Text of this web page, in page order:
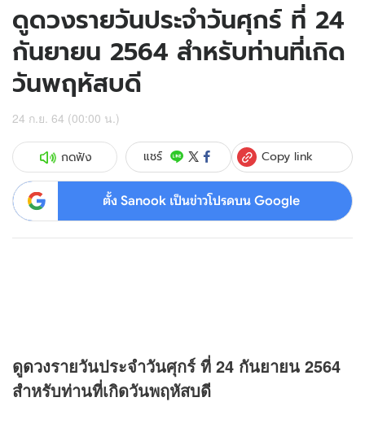
ดูดวงรายวันประจำวันศุกร์ ที่ 24
กันยายน 2564 สำหรับท่านที่เกิด
วันพฤหัสบดี
24 ก.ย. 64 (00:00 น.)
กดฟัง แชร์ Copy link
ตั้ง Sanook เป็นข่าวโปรดบน Google
ดูดวงรายวันประจำวันศุกร์ ที่ 24 กันยายน 2564
สำหรับท่านที่เกิดวันพฤหัสบดี